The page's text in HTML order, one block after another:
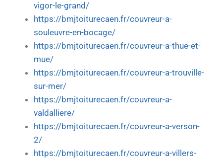
vigor-le-grand/
https://bmjtoiturecaen.fr/couvreur-a-
souleuvre-en-bocage/
https://bmjtoiturecaen.fr/couvreur-a-thue-et-
mue/
https://bmjtoiturecaen.fr/couvreur-a-trouville-
sur-mer/
https://bmjtoiturecaen.fr/couvreur-a-
valdalliere/
https://bmjtoiturecaen.fr/couvreur-a-verson-
2/
https://bmjtoiturecaen.fr/couvreur-a-villers-